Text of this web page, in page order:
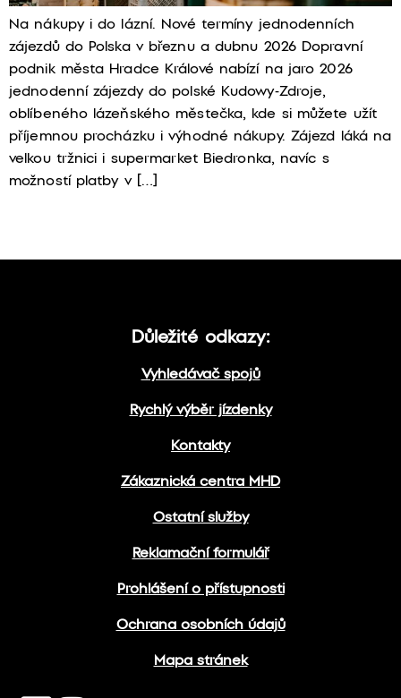
Na nákupy i do lázní. Nové termíny jednodenních
zájezdů do Polska v březnu a dubnu 2026 Dopravní
podnik města Hradce Králové nabízí na jaro 2026
jednodenní zájezdy do polské Kudowy-Zdroje,
oblíbeného lázeňského městečka, kde si můžete užít
příjemnou procházku i výhodné nákupy. Zájezd láká na
velkou tržnici i supermarket Biedronka, navíc s
možností platby v […]
Důležité odkazy:
Vyhledávač spojů
Rychlý výběr jízdenky
Kontakty
Zákaznická centra MHD
Ostatní služby
Reklamační formulář
Prohlášení o přístupnosti
Ochrana osobních údajů
Mapa stránek